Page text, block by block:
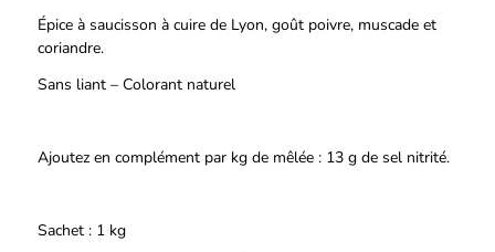
Description
Épice à saucisson à cuire de Lyon, goût poivre, muscade et
coriandre.
Sans liant – Colorant naturel
Ajoutez en complément par kg de mêlée : 13 g de sel nitrité.
Sachet : 1 kg